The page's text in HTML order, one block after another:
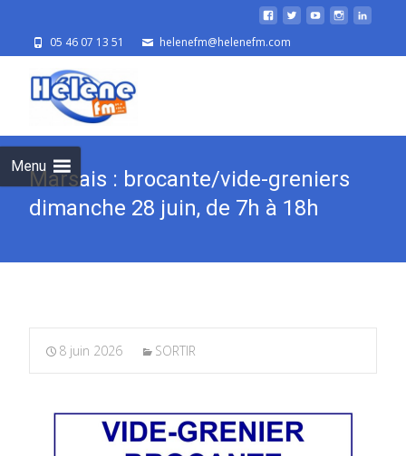
05 46 07 13 51 helenefm@helenefm.com
Menu
Marsais : brocante/vide-greniers
dimanche 28 juin, de 7h à 18h
8 juin 2026 SORTIR